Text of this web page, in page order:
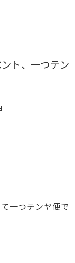
ト、一つテン
一つテンヤ便で